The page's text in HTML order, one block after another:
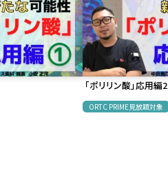
「ポリリン酸」応用編2
ORTC PRIME見放題対象